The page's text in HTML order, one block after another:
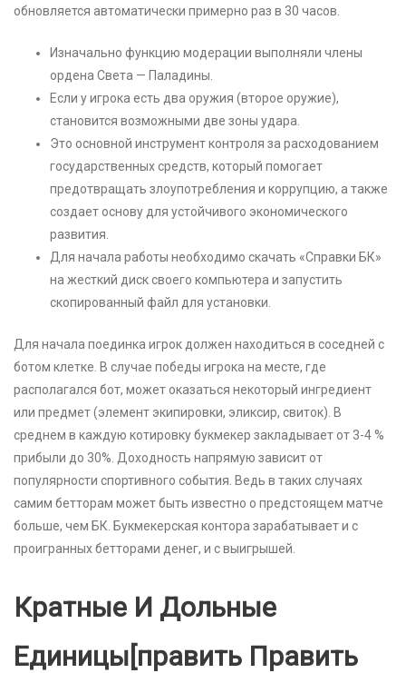
обновляется автоматически примерно раз в 30 часов.
Изначально функцию модерации выполняли члены
ордена Света — Паладины.
Если у игрока есть два оружия (второе оружие),
становится возможными две зоны удара.
Это основной инструмент контроля за расходованием
государственных средств, который помогает
предотвращать злоупотребления и коррупцию, а также
создает основу для устойчивого экономического
развития.
Для начала работы необходимо скачать «Справки БК»
на жесткий диск своего компьютера и запустить
скопированный файл для установки.
Для начала поединка игрок должен находиться в соседней с
ботом клетке. В случае победы игрока на месте, где
располагался бот, может оказаться некоторый ингредиент
или предмет (элемент экипировки, эликсир, свиток). В
среднем в каждую котировку букмекер закладывает от 3-4 %
прибыли до 30%. Доходность напрямую зависит от
популярности спортивного события. Ведь в таких случаях
самим бетторам может быть известно о предстоящем матче
больше, чем БК. Букмекерская контора зарабатывает и с
проигранных бетторами денег, и с выигрышей.
Кратные И Дольные
Единицы[править Править